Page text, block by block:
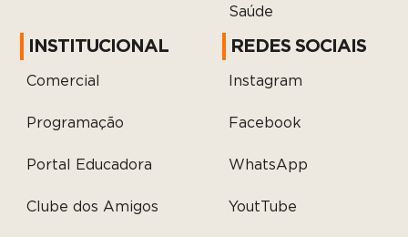
Saúde
INSTITUCIONAL
Comercial
Programação
Portal Educadora
Clube dos Amigos
REDES SOCIAIS
Instagram
Facebook
WhatsApp
YoutTube